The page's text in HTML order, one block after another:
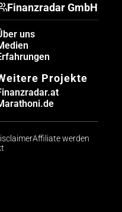
Finanzradar GmbH
uns
Projekte
Affiliate werden